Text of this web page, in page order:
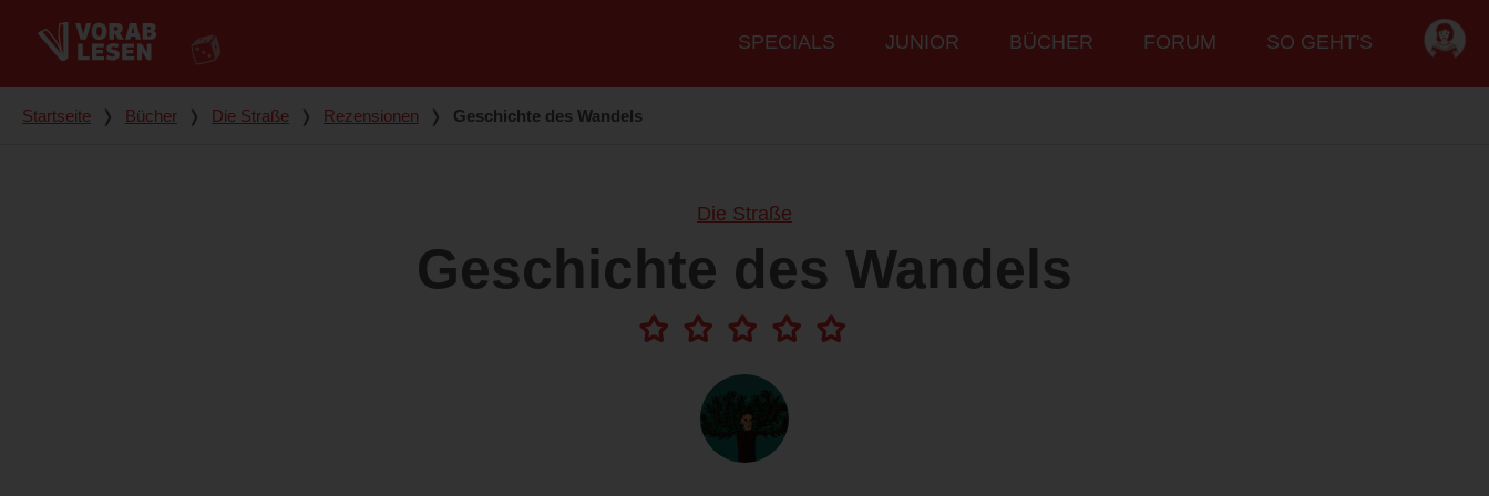
Hauptmenü
SPECIALS JUNIOR BÜCHER FORUM SO GEHT'S
Du bist hier
Startseite ❭ Bücher ❭ Die Straße ❭ Rezensionen ❭ Geschichte des Wandels
Die Straße
Geschichte des Wandels